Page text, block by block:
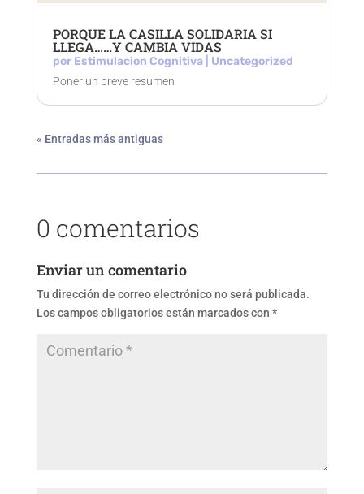
PORQUE LA CASILLA SOLIDARIA SI
LLEGA……Y CAMBIA VIDAS
por Estimulacion Cognitiva| Uncategorized
Poner un breve resumen
« Entradas más antiguas
0 comentarios
Enviar un comentario
Tu dirección de correo electrónico no será publicada.
Los campos obligatorios están marcados con *